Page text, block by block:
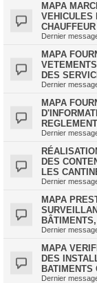
MAPA
VEHICULES
CHAUFFEUR
Dernier
MAPA
DES
Dernier
MAPA
Dernier
DES
LES
Dernier
MAPA
Dernier
MAPA
DES
BATIMENTS
Dernier